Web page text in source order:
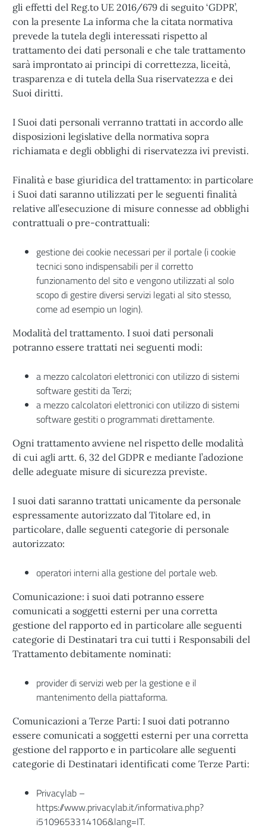
gli effetti del Reg.to UE 2016/679 di seguito ‘GDPR’,
con la presente La informa che la citata normativa
prevede la tutela degli interessati rispetto al
trattamento dei dati personali e che tale trattamento
sarà improntato ai principi di correttezza, liceità,
trasparenza e di tutela della Sua riservatezza e dei
Suoi diritti.
I Suoi dati personali verranno trattati in accordo alle
disposizioni legislative della normativa sopra
richiamata e degli obblighi di riservatezza ivi previsti.
Finalità e base giuridica del trattamento: in particolare
i Suoi dati saranno utilizzati per le seguenti finalità
relative all’esecuzione di misure connesse ad obblighi
contrattuali o pre-contrattuali:
gestione dei cookie necessari per il portale (i cookie
tecnici sono indispensabili per il corretto
funzionamento del sito e vengono utilizzati al solo
scopo di gestire diversi servizi legati al sito stesso,
come ad esempio un login).
Modalità del trattamento. I suoi dati personali
potranno essere trattati nei seguenti modi:
a mezzo calcolatori elettronici con utilizzo di sistemi
software gestiti da Terzi;
a mezzo calcolatori elettronici con utilizzo di sistemi
software gestiti o programmati direttamente.
Ogni trattamento avviene nel rispetto delle modalità
di cui agli artt. 6, 32 del GDPR e mediante l’adozione
delle adeguate misure di sicurezza previste.
I suoi dati saranno trattati unicamente da personale
espressamente autorizzato dal Titolare ed, in
particolare, dalle seguenti categorie di personale
autorizzato:
operatori interni alla gestione del portale web.
Comunicazione: i suoi dati potranno essere
comunicati a soggetti esterni per una corretta
gestione del rapporto ed in particolare alle seguenti
categorie di Destinatari tra cui tutti i Responsabili del
Trattamento debitamente nominati:
provider di servizi web per la gestione e il
mantenimento della piattaforma.
Comunicazioni a Terze Parti: I suoi dati potranno
essere comunicati a soggetti esterni per una corretta
gestione del rapporto e in particolare alle seguenti
categorie di Destinatari identificati come Terze Parti:
Privacylab –
https://www.privacylab.it/informativa.php?
i5109653314106&lang=IT.